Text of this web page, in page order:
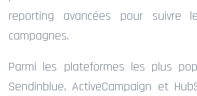
reporting avancées pour suivre
campagnes.
Parmi les plateformes les plus
Sendinblue, ActiveCampaign et